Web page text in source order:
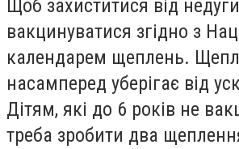
Щоб захиститися від
вакцинуватися згідно з
календарем щеплень.
насамперед уберігає від
Дітям, які до 6 років не
треба зробити два